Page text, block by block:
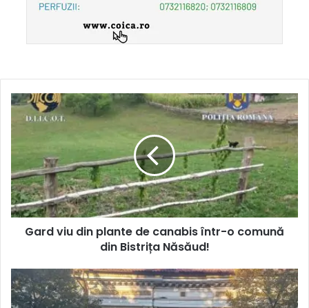
Gard viu din plante de canabis într-o comună
din Bistrița Năsăud!